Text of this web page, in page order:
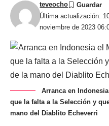
Última actualización:
noviembre de 2023
teveocho
Arranca en
que la falta a la Selección y
mano del Diablito Echeverri